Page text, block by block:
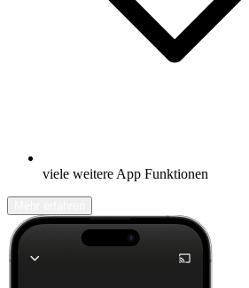
viele weitere App Funktionen